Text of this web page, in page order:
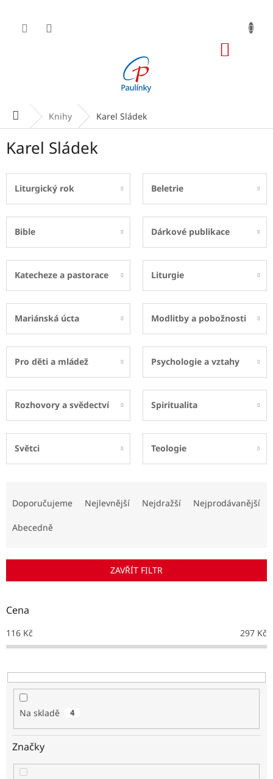
obsah
Domů Knihy Karel Sládek
Karel Sládek
Liturgický rok Beletrie
Bible Dárkové publikace
Katecheze a pastorace Liturgie
Mariánská úcta Modlitby a pobožnosti
Pro děti a mládež Psychologie a vztahy
Rozhovory a svědectví Spiritualita
Světci Teologie
r
d
k
t
Doporučujeme Nejlevnější Nejdražší Nejprodávanější
Abecedně
ZAVŘÍT FILTR
Cena
116 Kč 297 Kč
Na skladě 4
Značky